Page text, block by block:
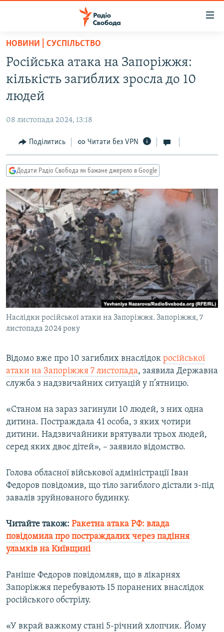
Перейти
основного
матеріалу
до
основної
Перейти
до
пошуку
ЕКОНОМІКА
СУСПІЛЬСТВО
УКРАЇНА
СВІТ
РОСІЙСЬКА «ФІЛЬТРАЦІЯ»
ДОНБАС.РЕАЛІЇ
ТИ ЯК?
СХЕМИ
КИТАЙ.ВИКЛИКИ
МУЛЬТИМЕДІА
ФОТО
СПЕЦПРОЄКТИ
ПОДКАСТИ
КРИМ РЕАЛІЇ
РУС
КТАТ
ДОЛУЧАЙСЯ!
НОВИНИ | СУСПІЛЬСТВО
Російська атака на Запоріжжя:
кількість загиблих зросла до 10
людей
08 листопада 2024, 13:18
Поділитись Читати без VPN
Додати Радіо Свобода як бажане джерело в Google
Наслідки російської атаки на Запоріжжя. Запоріжжя, 7
листопада 2024 року
Відомо вже про 10 загиблих внаслідок російської
атаки на Запоріжжя 7 листопада, заявила Державна
служба з надзвичайних ситуацій у п’ятницю.
«Станом на зараз загинули 10 людей, з них одна
дитина. Постраждала 41 особа, з яких чотири
дитини. Надзвичайники врятували трьох людей,
серед яких двоє дітей», – заявило відомство.
Голова обласної військової адміністрації Іван
Федоров повідомив, що тіло загиблого дістали з-під
завалів зруйнованого будинку.
Читайте також: Ракетна атака РФ: влада
повідомила про постраждалих через падіння
уламків на Київщині
Раніше Федоров повідомляв, що в лікарнях
Запоріжжя перебувають 15 поранених внаслідок
російського обстрілу.
«У вкрай важкому стані 5-річний хлопчик. Йому